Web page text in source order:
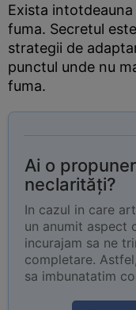
Exista
fuma. Secretul
strategii de
punctul unde nu
fuma.
Ai o
neclarități?
In cazul in care
un anumit aspect
incurajam sa ne
completare.
sa imbunatatim